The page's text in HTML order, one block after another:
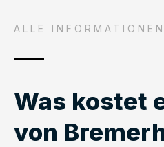
ALLE
Was kostet
von